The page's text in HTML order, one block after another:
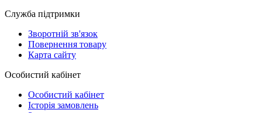
Служба підтримки
Зворотній зв'язок
Повернення товару
Карта сайту
Особистий кабінет
Особистий кабінет
Історія замовлень